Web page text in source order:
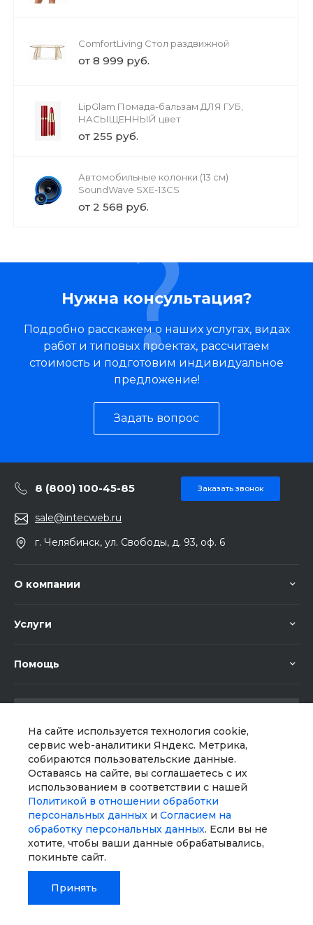
На сайте используется технология cookie,
сервис web-аналитики Яндекс. Метрика,
собираются пользовательские данные.
Оставаясь на сайте, вы соглашаетесь с их
использованием в соответствии с нашей
Политикой в отношении обработки
персональных данных и Согласием на
обработку персональных данных. Если вы не
хотите, чтобы ваши данные обрабатывались,
покиньте сайт.
Принять
ComfortLiving Стол раздвижной
от 8 999 руб.
LipGlam Помада-бальзам ДЛЯ ГУБ,
НАСЫЩЕННЫЙ цвет
от 255 руб.
Автомобильные колонки (13 см)
SoundWave SXE-13CS
от 2 568 руб.
Нужна консультация?
Подробно расскажем о наших услугах, видах
работ и типовых проектах, рассчитаем
стоимость и подготовим индивидуальное
предложение!
Задать вопрос
8 (800) 100-45-85 Заказать звонок
sale@intecweb.ru
г. Челябинск, ул. Свободы, д. 93, оф. 6
О компании
Услуги
Помощь
Мы в соц. сетях
© 2026 Universe, Все права защищены